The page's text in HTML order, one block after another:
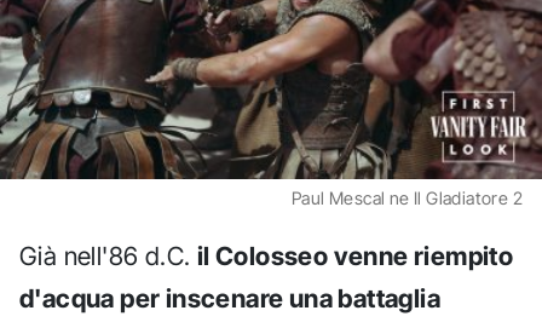
Paul Mescal ne Il Gladiatore 2
Già nell'86 d.C. il Colosseo venne riempito
d'acqua per inscenare una battaglia